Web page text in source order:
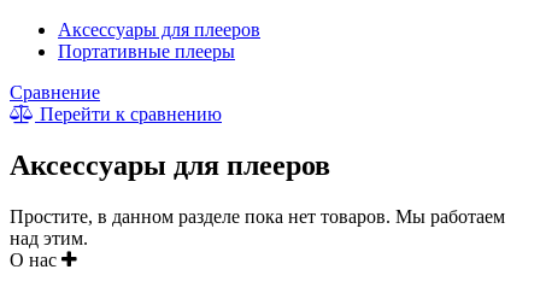
Аксессуары для плееров
Портативные плееры
Сравнение
Перейти к сравнению
Аксессуары для плееров
Простите, в данном разделе пока нет товаров. Мы работаем
над этим.
О нас